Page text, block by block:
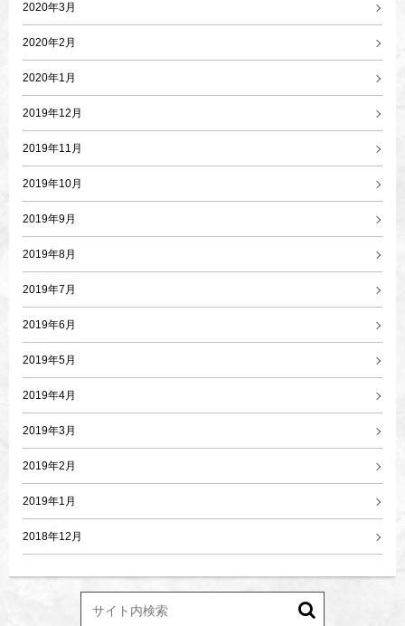
2020年3月
2020年2月
2020年1月
2019年12月
2019年11月
2019年10月
2019年9月
2019年8月
2019年7月
2019年6月
2019年5月
2019年4月
2019年3月
2019年2月
2019年1月
2018年12月